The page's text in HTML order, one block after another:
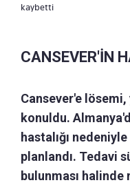
kaybetti
CANSEVER'İN
Cansever'e
konuldu.
hastalığı
planlandı. Tedavi
bulunması